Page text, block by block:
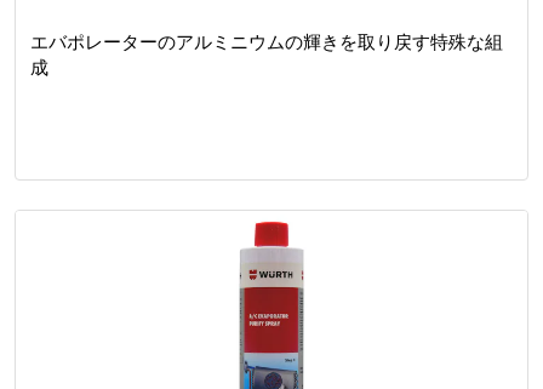
エバポレーターのアルミニウムの輝きを取り戻す特殊な組
成